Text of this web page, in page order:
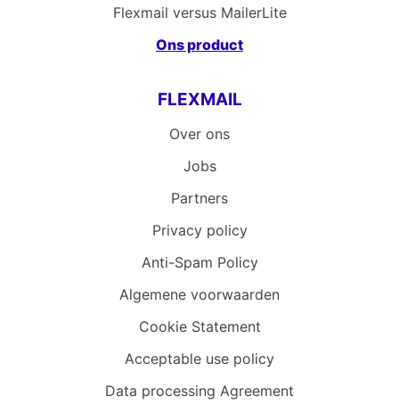
Flexmail versus MailerLite
Ons product
FLEXMAIL
Over ons
Jobs
Partners
Privacy policy
Anti-Spam Policy
Algemene voorwaarden
Cookie Statement
Acceptable use policy
Data processing Agreement